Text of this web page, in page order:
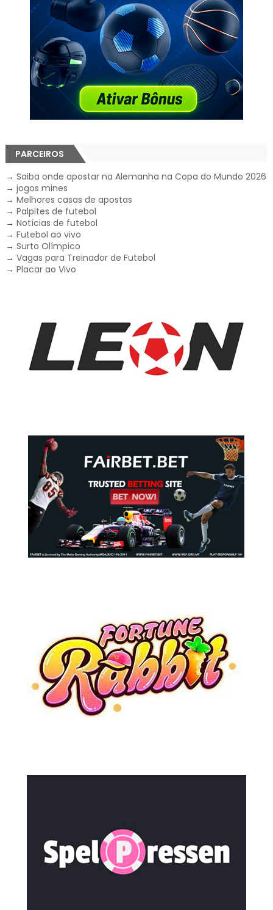
PARCEIROS
→ Saiba onde apostar na Alemanha na Copa do Mundo 2026
→ jogos mines
→ Melhores casas de apostas
→ Palpites de futebol
→ Notícias de futebol
→ Futebol ao vivo
→ Surto Olímpico
→ Vagas para Treinador de Futebol
→ Placar ao Vivo